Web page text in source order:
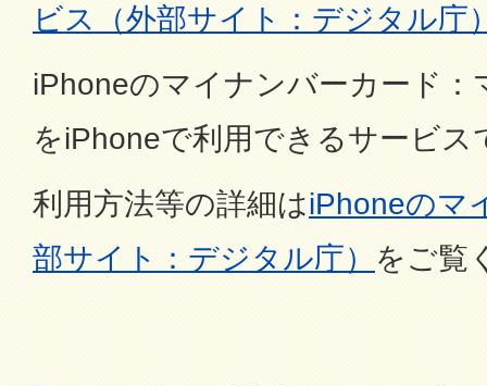
ビス（外部サイト：デジタル庁
iPhoneのマイナンバーカード：
をiPhoneで利用できるサービス
利用方法等の詳細はiPhoneのマ
部サイト：デジタル庁） をご覧